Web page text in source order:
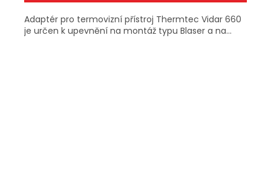
Adaptér pro termovizní přístroj Thermtec Vidar 660
je určen k upevnění na montáž typu Blaser a na...